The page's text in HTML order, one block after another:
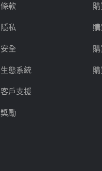
條款
隱私
安全
生態系統
客戶支援
獎勵